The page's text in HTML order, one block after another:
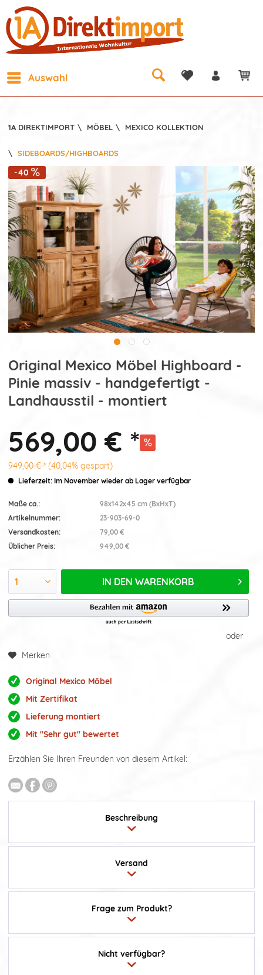
Auswahl
1A DIREKTIMPORT \ MÖBEL \ MEXICO KOLLEKTION
\ SIDEBOARDS/HIGHBOARDS
-40
Original Mexico Möbel Highboard -
Pinie massiv - handgefertigt -
Landhausstil - montiert
569,00 € *
949,00 € * (40,04% gespart)
Lieferzeit: Im November wieder ab Lager verfügbar
Maße ca.:
98x142x45 cm (BxHxT)
Artikelnummer:
23-903-69-0
Versandkosten:
79,00 €
Üblicher Preis:
949,00 €
IN DEN WARENKORB
oder
Merken
Original Mexico Möbel
Mit Zertifikat
Lieferung montiert
Mit "Sehr gut" bewertet
Erzählen Sie Ihren Freunden von diesem Artikel:
Beschreibung
Frage zum Produkt?
Versand
Nicht verfügbar?